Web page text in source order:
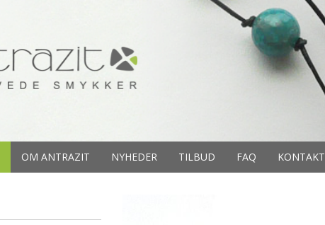
OM ANTRAZIT NYHEDER TILBUD FAQ KONTAKT